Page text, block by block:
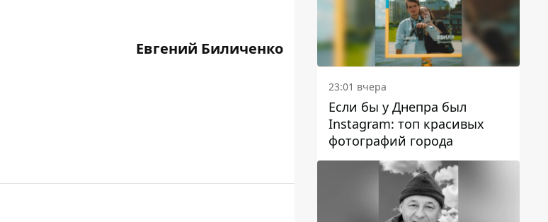
Евгений Биличенко
23:01 вчера
Если бы у Днепра был
Instagram: топ красивых
фотографий города